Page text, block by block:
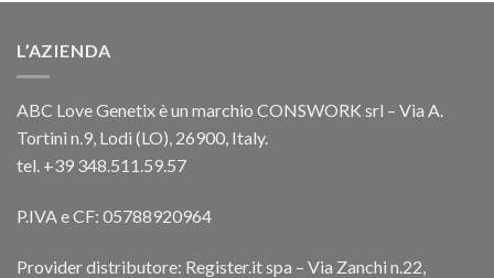
L’AZIENDA
ABC Love Genetix è un marchio CONSWORK srl – Via A.
Tortini n.9, Lodi (LO), 26900, Italy.
tel. +39 348.511.59.57
P.IVA e CF: 05788920964
Provider distributore: Register.it spa – Via Zanchi n.22,